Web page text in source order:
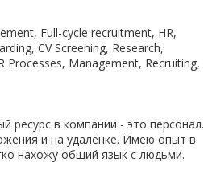
Full-cycle recruitment, HR,
CV Screening, Research,
Processes, Management, Recruiting,
ресурс в компании - это персонал.
и на удалёнке. Имею опыт в
нахожу общий язык с людьми.